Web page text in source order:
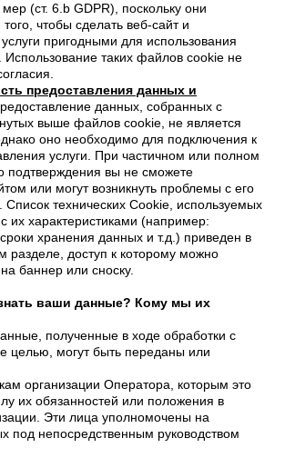
(ст. 6.b GDPR), поскольку они
чтобы сделать веб-сайт и
пригодными для использования
Использование таких файлов cookie не
предоставления данных и
данных, собранных с
выше файлов cookie, не является
оно необходимо для подключения к
услуги. При частичном или полном
подтверждения вы не сможете
или могут возникнуть проблемы с его
Список технических Cookie, используемых
их характеристиками (например:
хранения данных и т.д.) приведен в
разделе, доступ к которому можно
баннер или сноску.
ваши данные? Кому мы их
полученные в ходе обработки с
целью, могут быть переданы или
организации Оператора, которым это
их обязанностей или положения в
Эти лица уполномочены на
под непосредственным руководством